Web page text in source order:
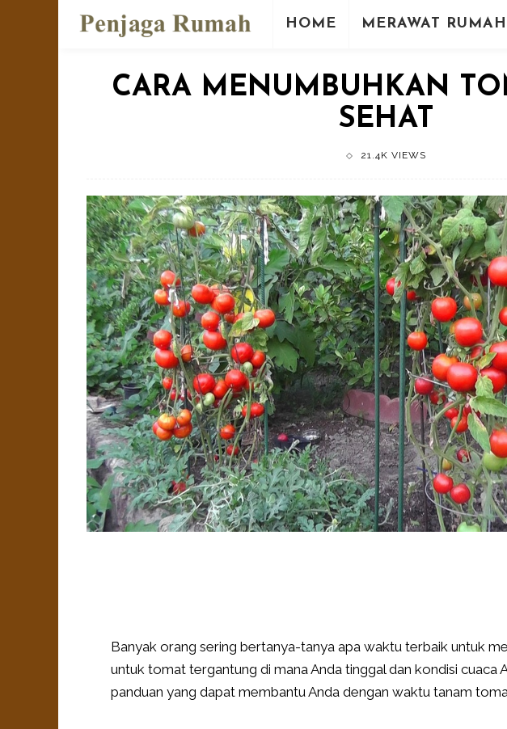
HOME MERAWAT RUMAH
CARA MENUMBUHKAN
SEHAT
21.4K VIEWS
Banyak orang sering bertanya-tanya apa waktu terbaik untuk
untuk tomat tergantung di mana Anda tinggal dan kondisi cuaca
panduan yang dapat membantu Anda dengan waktu tanam